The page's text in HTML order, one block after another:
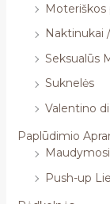
Moteriškos
Naktinukai
Seksualūs
Suknelės
Valentino
Paplūdimio
Push-up